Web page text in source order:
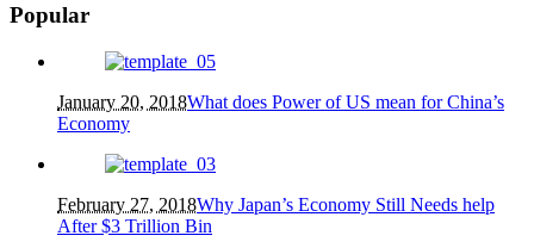
Popular
January 20, 2018What does Power of US mean for China’s
Economy
February 27, 2018Why Japan’s Economy Still Needs help
After $3 Trillion Bin